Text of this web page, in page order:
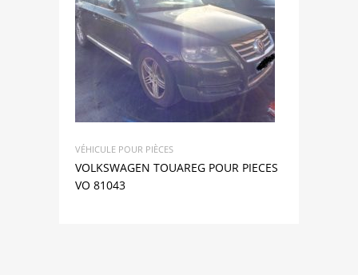
VÉHICULE POUR PIÈCES
VOLKSWAGEN TOUAREG POUR PIECES
VO 81043